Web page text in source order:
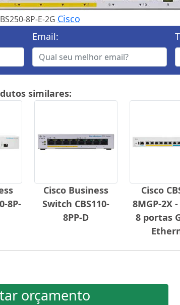
8P-E-2G Cisco
Email:
similares:
8P-
Cisco Business
Switch CBS110-
8PP-D
Cisco
8MGP-2X
8 portas
orçamento